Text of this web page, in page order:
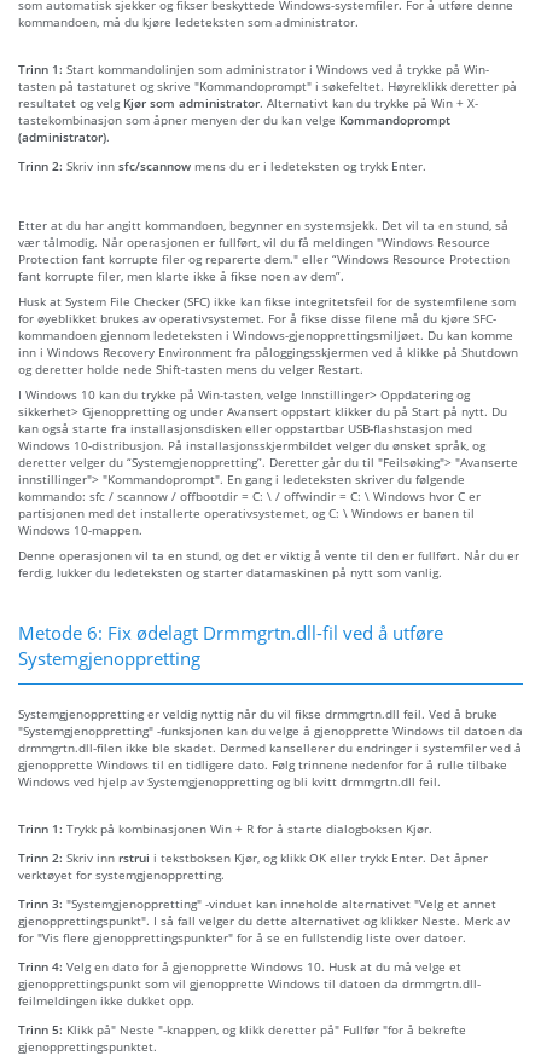
som automatisk sjekker og fikser beskyttede Windows-systemfiler. For å utføre denne
kommandoen, må du kjøre ledeteksten som administrator.
Trinn 1: Start kommandolinjen som administrator i Windows ved å trykke på Win-
tasten på tastaturet og skrive "Kommandoprompt" i søkefeltet. Høyreklikk deretter på
resultatet og velg Kjør som administrator. Alternativt kan du trykke på Win + X-
tastekombinasjon som åpner menyen der du kan velge Kommandoprompt
(administrator).
Trinn 2: Skriv inn sfc/scannow mens du er i ledeteksten og trykk Enter.
Etter at du har angitt kommandoen, begynner en systemsjekk. Det vil ta en stund, så
vær tålmodig. Når operasjonen er fullført, vil du få meldingen "Windows Resource
Protection fant korrupte filer og reparerte dem." eller “Windows Resource Protection
fant korrupte filer, men klarte ikke å fikse noen av dem”.
Husk at System File Checker (SFC) ikke kan fikse integritetsfeil for de systemfilene som
for øyeblikket brukes av operativsystemet. For å fikse disse filene må du kjøre SFC-
kommandoen gjennom ledeteksten i Windows-gjenopprettingsmiljøet. Du kan komme
inn i Windows Recovery Environment fra påloggingsskjermen ved å klikke på Shutdown
og deretter holde nede Shift-tasten mens du velger Restart.
I Windows 10 kan du trykke på Win-tasten, velge Innstillinger> Oppdatering og
sikkerhet> Gjenoppretting og under Avansert oppstart klikker du på Start på nytt. Du
kan også starte fra installasjonsdisken eller oppstartbar USB-flashstasjon med
Windows 10-distribusjon. På installasjonsskjermbildet velger du ønsket språk, og
deretter velger du “Systemgjenoppretting”. Deretter går du til "Feilsøking"> "Avanserte
innstillinger"> "Kommandoprompt". En gang i ledeteksten skriver du følgende
kommando: sfc / scannow / offbootdir = C: \ / offwindir = C: \ Windows hvor C er
partisjonen med det installerte operativsystemet, og C: \ Windows er banen til
Windows 10-mappen.
Denne operasjonen vil ta en stund, og det er viktig å vente til den er fullført. Når du er
ferdig, lukker du ledeteksten og starter datamaskinen på nytt som vanlig.
Metode 6: Fix ødelagt Drmmgrtn.dll-fil ved å utføre
Systemgjenoppretting
Systemgjenoppretting er veldig nyttig når du vil fikse drmmgrtn.dll feil. Ved å bruke
"Systemgjenoppretting" -funksjonen kan du velge å gjenopprette Windows til datoen da
drmmgrtn.dll-filen ikke ble skadet. Dermed kansellerer du endringer i systemfiler ved å
gjenopprette Windows til en tidligere dato. Følg trinnene nedenfor for å rulle tilbake
Windows ved hjelp av Systemgjenoppretting og bli kvitt drmmgrtn.dll feil.
Trinn 1: Trykk på kombinasjonen Win + R for å starte dialogboksen Kjør.
Trinn 2: Skriv inn rstrui i tekstboksen Kjør, og klikk OK eller trykk Enter. Det åpner
verktøyet for systemgjenoppretting.
Trinn 3: "Systemgjenoppretting" -vinduet kan inneholde alternativet "Velg et annet
gjenopprettingspunkt". I så fall velger du dette alternativet og klikker Neste. Merk av
for "Vis flere gjenopprettingspunkter" for å se en fullstendig liste over datoer.
Trinn 4: Velg en dato for å gjenopprette Windows 10. Husk at du må velge et
gjenopprettingspunkt som vil gjenopprette Windows til datoen da drmmgrtn.dll-
feilmeldingen ikke dukket opp.
Trinn 5: Klikk på" Neste "-knappen, og klikk deretter på" Fullfør "for å bekrefte
gjenopprettingspunktet.